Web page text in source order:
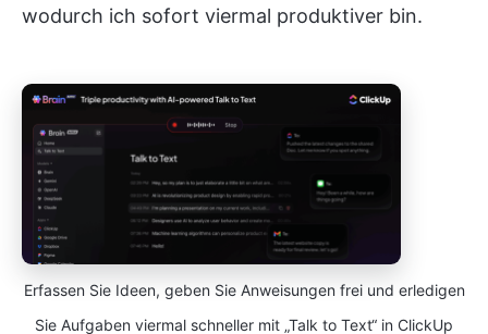
wodurch ich sofort viermal produktiver bin.
Erfassen Sie Ideen, geben Sie Anweisungen frei und erledigen
Sie Aufgaben viermal schneller mit „Talk to Text“ in ClickUp